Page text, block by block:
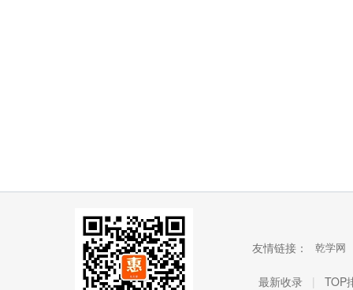
友情链接： 乾学网
最新收录 | TOP